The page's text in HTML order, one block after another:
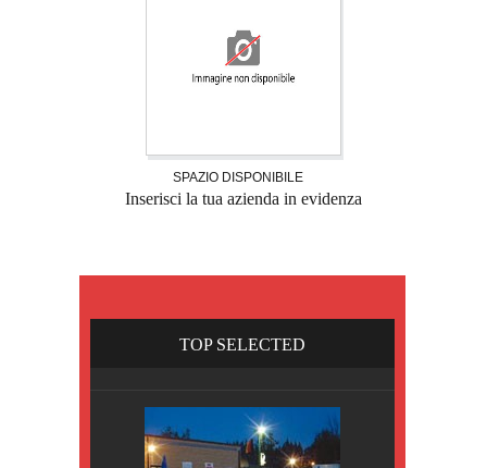
SPAZIO DISPONIBILE
Inserisci la tua azienda in evidenza
TOP SELECTED